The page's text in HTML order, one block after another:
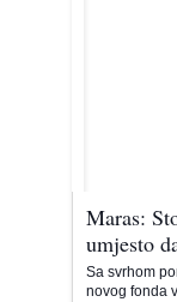
Maras:
umjesto
Sa svrhom
novog fonda